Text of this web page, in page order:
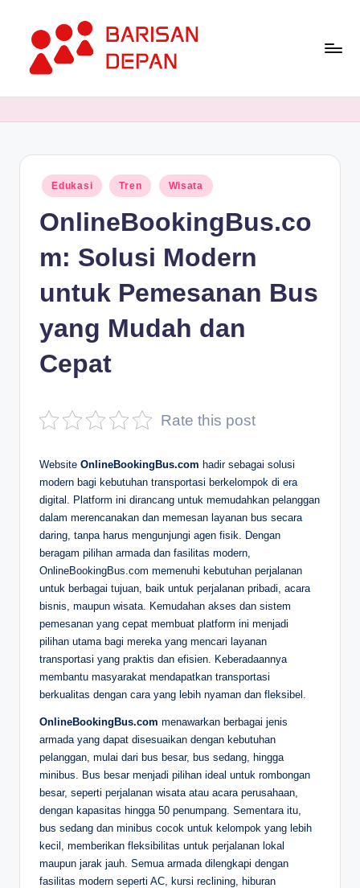
content
B
Terupdate
Posted
in
Edukasi Tren Wisata
OnlineBookingBus.co
m: Solusi Modern
untuk Pemesanan Bus
yang Mudah dan
Cepat
Rate this post
Website OnlineBookingBus.com hadir sebagai solusi
modern bagi kebutuhan transportasi berkelompok di era
digital. Platform ini dirancang untuk memudahkan pelanggan
dalam merencanakan dan memesan layanan bus secara
daring, tanpa harus mengunjungi agen fisik. Dengan
beragam pilihan armada dan fasilitas modern,
OnlineBookingBus.com memenuhi kebutuhan perjalanan
untuk berbagai tujuan, baik untuk perjalanan pribadi, acara
bisnis, maupun wisata. Kemudahan akses dan sistem
pemesanan yang cepat membuat platform ini menjadi
pilihan utama bagi mereka yang mencari layanan
transportasi yang praktis dan efisien. Keberadaannya
membantu masyarakat mendapatkan transportasi
berkualitas dengan cara yang lebih nyaman dan fleksibel.
OnlineBookingBus.com menawarkan berbagai jenis
armada yang dapat disesuaikan dengan kebutuhan
pelanggan, mulai dari bus besar, bus sedang, hingga
minibus. Bus besar menjadi pilihan ideal untuk rombongan
besar, seperti perjalanan wisata atau acara perusahaan,
dengan kapasitas hingga 50 penumpang. Sementara itu,
bus sedang dan minibus cocok untuk kelompok yang lebih
kecil, memberikan fleksibilitas untuk perjalanan lokal
maupun jarak jauh. Semua armada dilengkapi dengan
fasilitas modern seperti AC, kursi reclining, hiburan